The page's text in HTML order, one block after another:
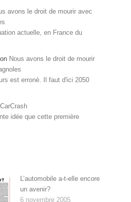
avons le droit de mourir avec
actuelle, en France du
on Nous avons le droit de mourir
est erroné. Il faut d'ici 2050
CarCrash
idée que cette première
L’automobile a-t-elle encore
un avenir?
6 novembre 2005